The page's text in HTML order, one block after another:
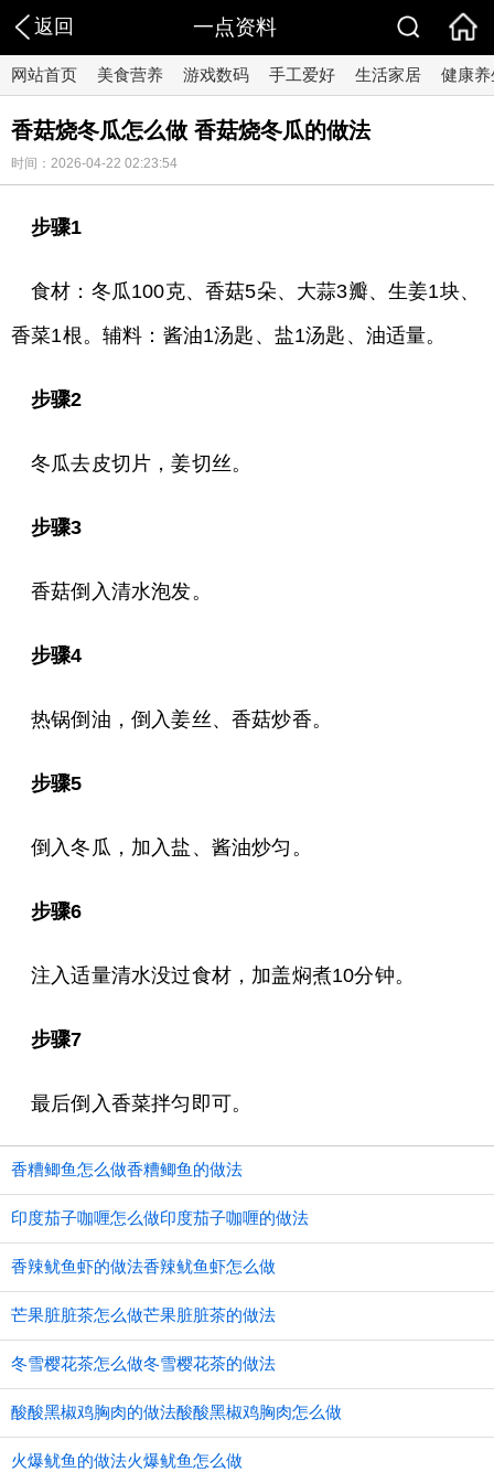
返回 一点资料
网站首页 美食营养 游戏数码 手工爱好 生活家居 健康养
香菇烧冬瓜怎么做 香菇烧冬瓜的做法
时间：2026-04-22 02:23:54
步骤1
食材：冬瓜100克、香菇5朵、大蒜3瓣、生姜1块、
香菜1根。辅料：酱油1汤匙、盐1汤匙、油适量。
步骤2
冬瓜去皮切片，姜切丝。
步骤3
香菇倒入清水泡发。
步骤4
热锅倒油，倒入姜丝、香菇炒香。
步骤5
倒入冬瓜，加入盐、酱油炒匀。
步骤6
注入适量清水没过食材，加盖焖煮10分钟。
步骤7
最后倒入香菜拌匀即可。
香糟鲫鱼怎么做香糟鲫鱼的做法
印度茄子咖喱怎么做印度茄子咖喱的做法
香辣鱿鱼虾的做法香辣鱿鱼虾怎么做
芒果脏脏茶怎么做芒果脏脏茶的做法
冬雪樱花茶怎么做冬雪樱花茶的做法
酸酸黑椒鸡胸肉的做法酸酸黑椒鸡胸肉怎么做
火爆鱿鱼的做法火爆鱿鱼怎么做